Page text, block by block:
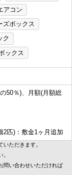
アコン
ズボックス
ク
ックス
50％)、月額(月額総
2匹)：敷金1ヶ月追加
ただきます。
問い合わせいただければ